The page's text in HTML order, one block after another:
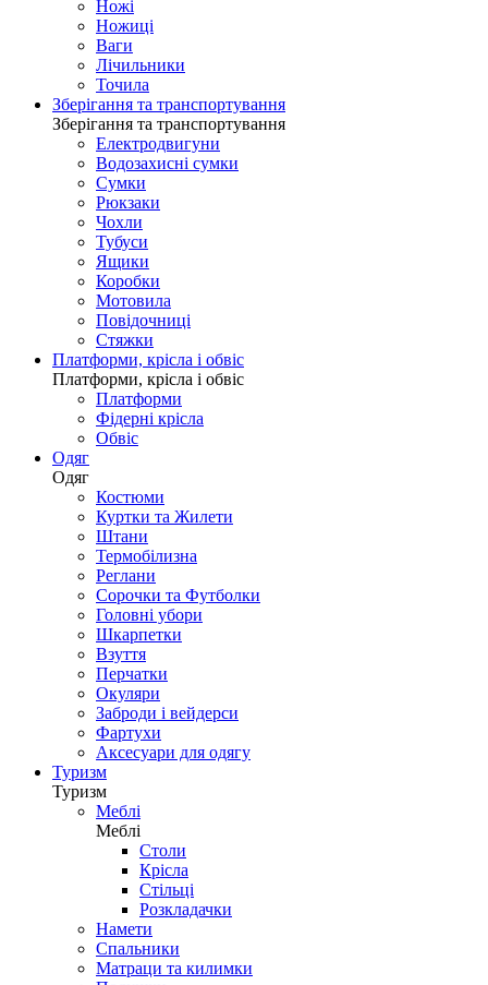
Ножі
Ножиці
Ваги
Лічильники
Точила
Зберігання та транспортування
Зберігання та транспортування
Електродвигуни
Водозахисні сумки
Сумки
Рюкзаки
Чохли
Тубуси
Ящики
Коробки
Мотовила
Повідочниці
Стяжки
Платформи, крісла і обвіс
Платформи, крісла і обвіс
Платформи
Фідерні крісла
Обвіс
Одяг
Одяг
Костюми
Куртки та Жилети
Штани
Термобілизна
Реглани
Сорочки та Футболки
Головні убори
Шкарпетки
Взуття
Перчатки
Окуляри
Заброди і вейдерси
Фартухи
Аксесуари для одягу
Туризм
Туризм
Меблі
Меблі
Столи
Крісла
Стільці
Розкладачки
Намети
Спальники
Матраци та килимки